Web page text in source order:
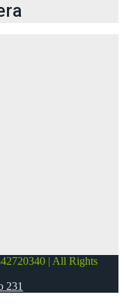
| All Rights
231